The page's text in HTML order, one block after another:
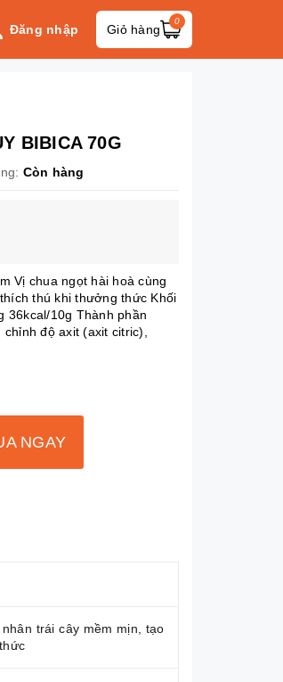
Đăng nhập Giỏ hàng
0
BIBICA 70G
Còn hàng
Vị chua ngọt hài hoà cùng
thú khi thưởng thức Khối
36kcal/10g Thành phần
độ axit (axit citric),
NGAY
trái cây mềm mịn, tạo